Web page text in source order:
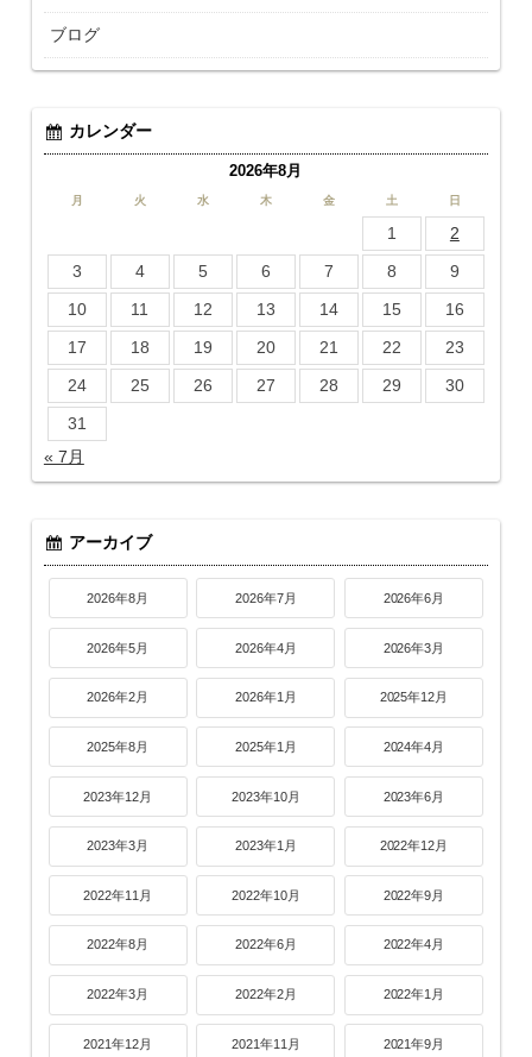
ブログ
カレンダー
2026年8月
月 火 水 木 金 土 日
1
2
3
4 5 6 7 8
9
10
11 12 13 14 15
16
17
18 19 20 21 22
23
24
25 26 27 28 29
30
31
« 7月
アーカイブ
2026年8月 2026年7月 2026年6月
2026年5月 2026年4月 2026年3月
2026年2月 2026年1月 2025年12月
2025年8月 2025年1月 2024年4月
2023年12月 2023年10月 2023年6月
2023年3月 2023年1月 2022年12月
2022年11月 2022年10月 2022年9月
2022年8月 2022年6月 2022年4月
2022年3月 2022年2月 2022年1月
2021年12月 2021年11月 2021年9月